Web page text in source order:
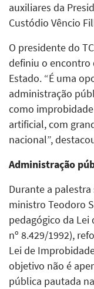
auxiliares da
Custódio Vêncio
O presidente do
definiu o encontro
Estado. “É uma
administração
como
artificial, com
nacional”,
Administração
Durante a
ministro Teodoro
pedagógico da
nº 8.429/1992),
Lei de
objetivo não é
pública pautada